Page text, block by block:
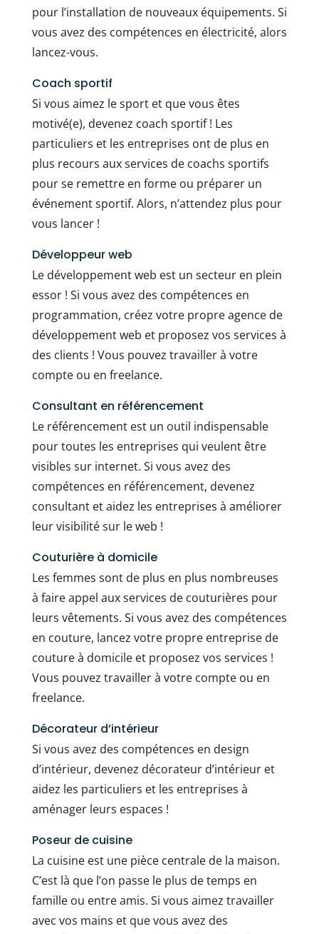
pour l’installation de nouveaux équipements. Si
vous avez des compétences en électricité, alors
lancez-vous.
Coach sportif
Si vous aimez le sport et que vous êtes
motivé(e), devenez coach sportif ! Les
particuliers et les entreprises ont de plus en
plus recours aux services de coachs sportifs
pour se remettre en forme ou préparer un
événement sportif. Alors, n’attendez plus pour
vous lancer !
Développeur web
Le développement web est un secteur en plein
essor ! Si vous avez des compétences en
programmation, créez votre propre agence de
développement web et proposez vos services à
des clients ! Vous pouvez travailler à votre
compte ou en freelance.
Consultant en référencement
Le référencement est un outil indispensable
pour toutes les entreprises qui veulent être
visibles sur internet. Si vous avez des
compétences en référencement, devenez
consultant et aidez les entreprises à améliorer
leur visibilité sur le web !
Couturière à domicile
Les femmes sont de plus en plus nombreuses
à faire appel aux services de couturières pour
leurs vêtements. Si vous avez des compétences
en couture, lancez votre propre entreprise de
couture à domicile et proposez vos services !
Vous pouvez travailler à votre compte ou en
freelance.
Décorateur d’intérieur
Si vous avez des compétences en design
d’intérieur, devenez décorateur d’intérieur et
aidez les particuliers et les entreprises à
aménager leurs espaces !
Poseur de cuisine
La cuisine est une pièce centrale de la maison.
C’est là que l’on passe le plus de temps en
famille ou entre amis. Si vous aimez travailler
avec vos mains et que vous avez des